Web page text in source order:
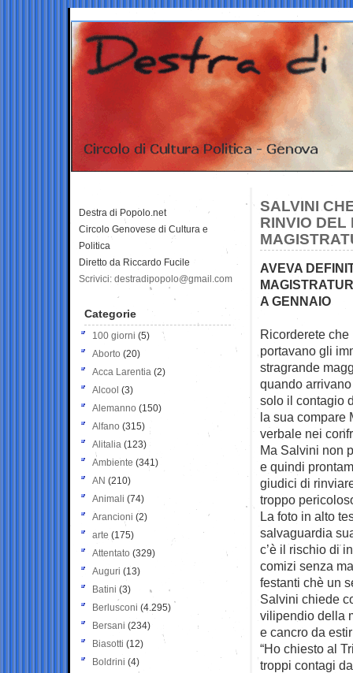
SALVINI
RINVIO DEL
AVEVA
A GENNAIO
Ricorderete
portavano gli
stragrande
quando
solo il contagio
la sua compare
verbale nei
Ma Salvini non
e quindi
giudici di
troppo
La foto in alto
salvaguardia
c’è il rischio di
comizi senza
festanti chè un
Salvini chiede
vilipendio della
e cancro da
“Ho chiesto al
troppi contagi
Destra di Popolo.net
Circolo Genovese di Cultura e
Politica
Diretto da Riccardo Fucile
Scrivici: destradipopolo@gmail.com
Categorie
100 giorni (5)
Aborto (20)
Acca Larentia (2)
Alcool (3)
Alemanno (150)
Alfano (315)
Alitalia (123)
Ambiente (341)
AN (210)
Animali (74)
Arancioni (2)
arte (175)
Attentato (329)
Auguri (13)
Batini (3)
Berlusconi (4.295)
Bersani (234)
Biasotti (12)
Boldrini (4)